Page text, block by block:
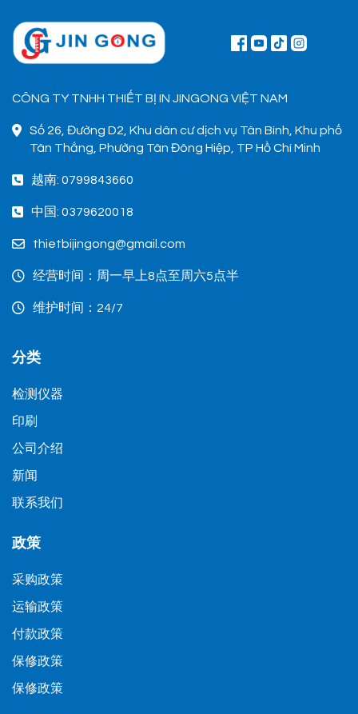
CÔNG TY TNHH THIẾT BỊ IN JINGONG VIỆT NAM
Số 26, Đường D2, Khu dân cư dịch vụ Tân Bình, Khu phố
Tân Thắng, Phường Tân Đông Hiệp, TP Hồ Chí Minh
越南: 0799843660
中国: 0379620018
thietbijingong@gmail.com
经营时间：周一早上8点至周六5点半
维护时间：24/7
分类
检测仪器
印刷
公司介绍
新闻
联系我们
政策
采购政策
运输政策
付款政策
保修政策
保修政策